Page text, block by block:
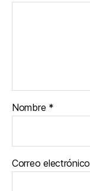
Nombre *
Correo electrónico